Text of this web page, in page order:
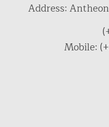
Address:
Mobile: